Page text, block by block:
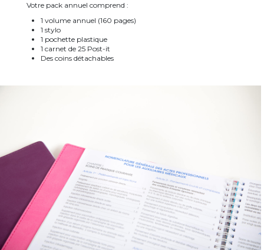
Votre pack annuel comprend :
1 volume annuel (160 pages)
1 stylo
1 pochette plastique
1 carnet de 25 Post-it
Des coins détachables